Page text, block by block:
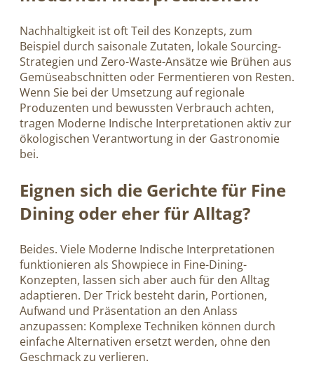
Nachhaltigkeit ist oft Teil des Konzepts, zum
Beispiel durch saisonale Zutaten, lokale Sourcing-
Strategien und Zero-Waste-Ansätze wie Brühen aus
Gemüseabschnitten oder Fermentieren von Resten.
Wenn Sie bei der Umsetzung auf regionale
Produzenten und bewussten Verbrauch achten,
tragen Moderne Indische Interpretationen aktiv zur
ökologischen Verantwortung in der Gastronomie
bei.
Eignen sich die Gerichte für Fine
Dining oder eher für Alltag?
Beides. Viele Moderne Indische Interpretationen
funktionieren als Showpiece in Fine-Dining-
Konzepten, lassen sich aber auch für den Alltag
adaptieren. Der Trick besteht darin, Portionen,
Aufwand und Präsentation an den Anlass
anzupassen: Komplexe Techniken können durch
einfache Alternativen ersetzt werden, ohne den
Geschmack zu verlieren.